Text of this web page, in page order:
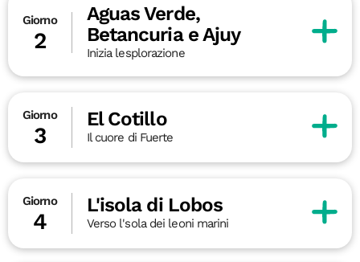
Giorno
2
Aguas Verde,
Betancuria e Ajuy
Inizia lesplorazione
Giorno
3
El Cotillo
Il cuore di Fuerte
Giorno
4
L'isola di Lobos
Verso l'sola dei leoni marini